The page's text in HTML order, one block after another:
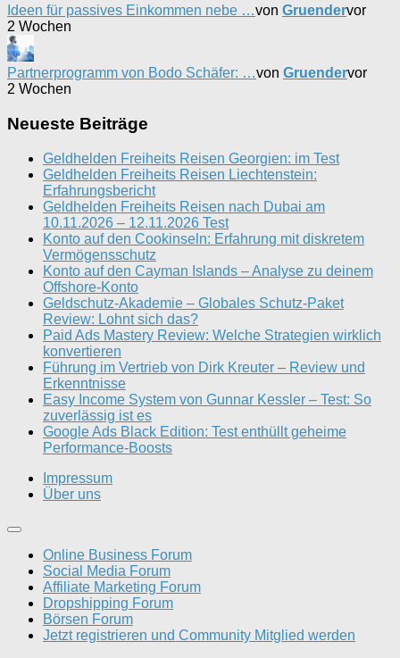
Ideen für passives Einkommen nebe …von Gruendervor
2 Wochen
Partnerprogramm von Bodo Schäfer: …von Gruendervor
2 Wochen
Neueste Beiträge
Geldhelden Freiheits Reisen Georgien: im Test
Geldhelden Freiheits Reisen Liechtenstein:
Erfahrungsbericht
Geldhelden Freiheits Reisen nach Dubai am
10.11.2026 – 12.11.2026 Test
Konto auf den Cookinseln: Erfahrung mit diskretem
Vermögensschutz
Konto auf den Cayman Islands – Analyse zu deinem
Offshore-Konto
Geldschutz-Akademie – Globales Schutz-Paket
Review: Lohnt sich das?
Paid Ads Mastery Review: Welche Strategien wirklich
konvertieren
Führung im Vertrieb von Dirk Kreuter – Review und
Erkenntnisse
Easy Income System von Gunnar Kessler – Test: So
zuverlässig ist es
Google Ads Black Edition: Test enthüllt geheime
Performance-Boosts
Impressum
Über uns
Online Business Forum
Social Media Forum
Affiliate Marketing Forum
Dropshipping Forum
Börsen Forum
Jetzt registrieren und Community Mitglied werden